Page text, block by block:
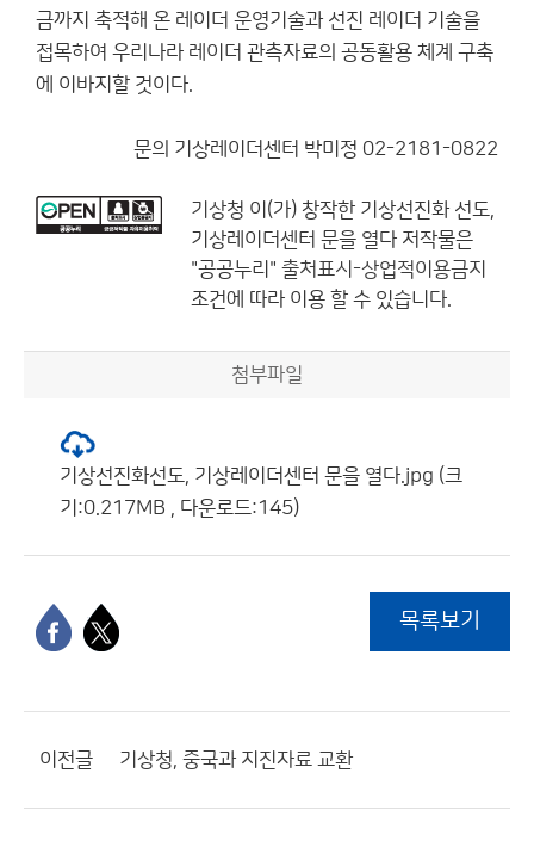
금까지 축적해 온 레이더 운영기술과 선진 레이더 기술을
접목하여 우리나라 레이더 관측자료의 공동활용 체계 구축
에 이바지할 것이다.
문의 기상레이더센터 박미정 02-2181-0822
기상청 이(가) 창작한 기상선진화 선도,
기상레이더센터 문을 열다 저작물은
"공공누리" 출처표시-상업적이용금지
조건에 따라 이용 할 수 있습니다.
첨부파일
기상선진화선도, 기상레이더센터 문을 열다.jpg (크
기:0.217MB , 다운로드:145)
목록보기
이전글 기상청, 중국과 지진자료 교환